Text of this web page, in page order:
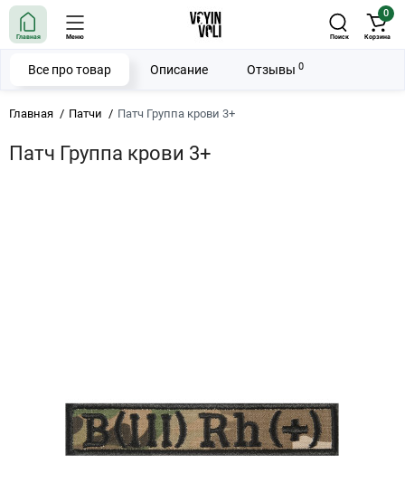
Главная Меню Поиск
0
Корзина
Главная Патчи Патч Группа крови 3+
Патч Группа крови 3+
Все про товар Описание Отзывы 0